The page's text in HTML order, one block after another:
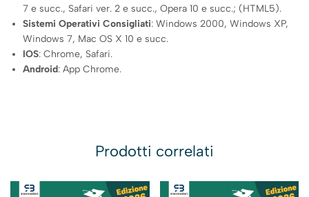
7 e succ., Safari ver. 2 e succ., Opera 10 e succ.; (HTML5).
Sistemi Operativi Consigliati: Windows 2000, Windows XP,
Windows 7, Mac OS X 10 e succ.
IOS: Chrome, Safari.
Android: App Chrome.
Prodotti correlati